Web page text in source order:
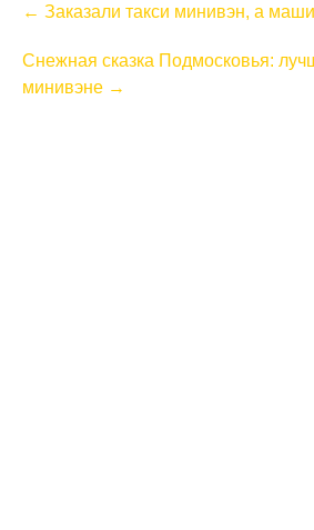
o
s
t
n
← Заказали такси минивэн, а
Снежная сказка Подмосковья:
минивэне →